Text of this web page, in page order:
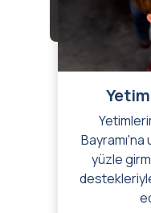
yüzle